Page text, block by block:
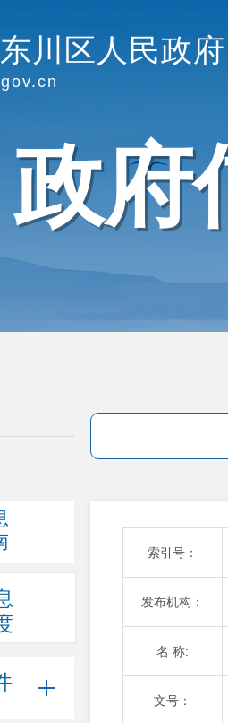
川区人民政府
政府
索引号：
发布机构：
名 称:
文号：